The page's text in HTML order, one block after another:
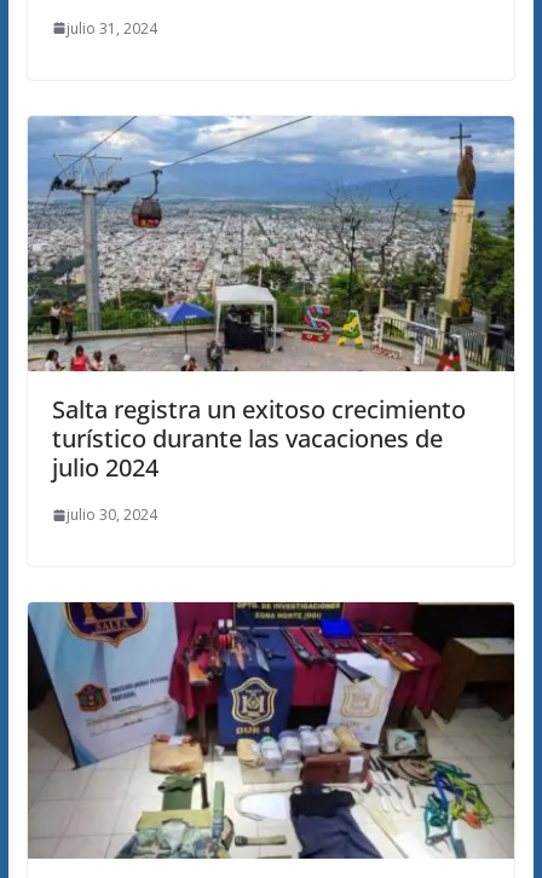
julio 31, 2024
Salta registra un exitoso crecimiento
turístico durante las vacaciones de
julio 2024
julio 30, 2024